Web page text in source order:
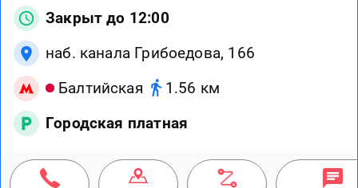
Закрыт до 12:00
наб. канала Грибоедова, 166
Балтийская
1.56 км
Городская платная